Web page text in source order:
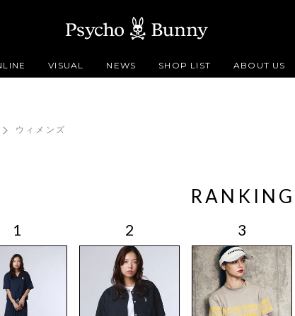
VISUAL NEWS SHOP LIST ABOUT US
ウィメンズ
RANKING